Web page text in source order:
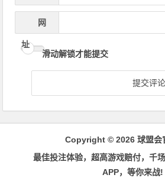
网
址
滑动解锁才能提交
Copyright © 2026 球盟会
最佳投注体验，超高游戏赔付，千
APP，等你来战!